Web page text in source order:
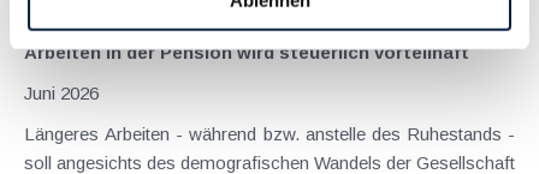
Arbeiten in der Pension wird steuerlich vorteilhaft
Juni 2026
Längeres Arbeiten - während bzw. anstelle des Ruhestands -
soll angesichts des demografischen Wandels der Gesellschaft